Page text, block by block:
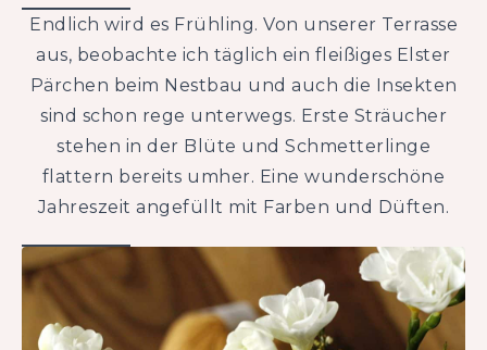
Endlich wird es Frühling. Von unserer Terrasse
aus, beobachte ich täglich ein fleißiges Elster
Pärchen beim Nestbau und auch die Insekten
sind schon rege unterwegs. Erste Sträucher
stehen in der Blüte und Schmetterlinge
flattern bereits umher. Eine wunderschöne
Jahreszeit angefüllt mit Farben und Düften.